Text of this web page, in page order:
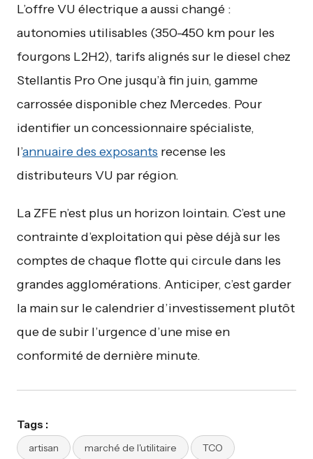
L’offre VU électrique a aussi changé :
autonomies utilisables (350-450 km pour les
fourgons L2H2), tarifs alignés sur le diesel chez
Stellantis Pro One jusqu’à fin juin, gamme
carrossée disponible chez Mercedes. Pour
identifier un concessionnaire spécialiste,
l’annuaire des exposants recense les
distributeurs VU par région.
La ZFE n’est plus un horizon lointain. C’est une
contrainte d’exploitation qui pèse déjà sur les
comptes de chaque flotte qui circule dans les
grandes agglomérations. Anticiper, c’est garder
la main sur le calendrier d’investissement plutôt
que de subir l’urgence d’une mise en
conformité de dernière minute.
Tags :
artisan marché de l'utilitaire TCO